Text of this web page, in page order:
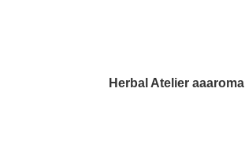
Herbal Atelier aaaroma